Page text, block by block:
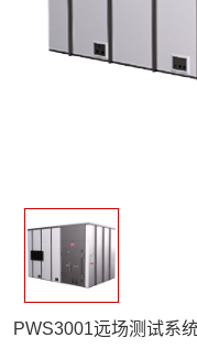
PWS3001远场测试系